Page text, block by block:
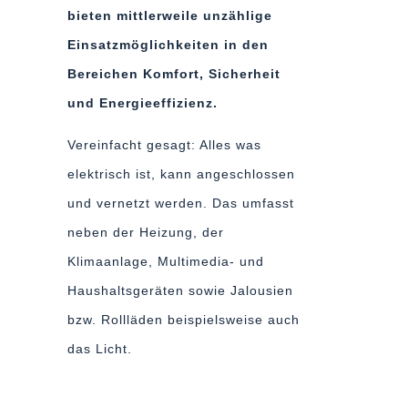
bieten mittlerweile unzählige
Einsatzmöglichkeiten in den
Bereichen Komfort, Sicherheit
und Energieeffizienz.
Vereinfacht gesagt: Alles was
elektrisch ist, kann angeschlossen
und vernetzt werden. Das umfasst
neben der Heizung, der
Klimaanlage, Multimedia- und
Haushaltsgeräten sowie Jalousien
bzw. Rollläden beispielsweise auch
das Licht.